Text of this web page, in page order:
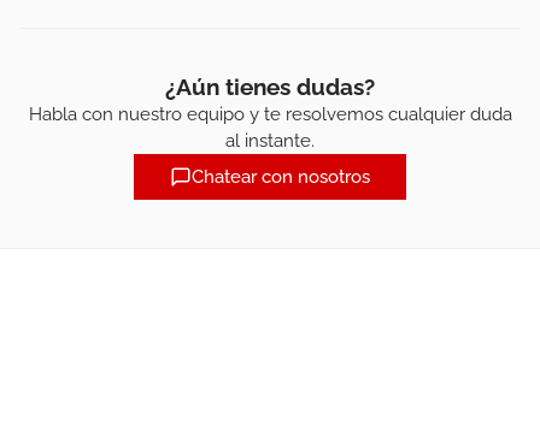
¿Aún tienes dudas?
Habla con nuestro equipo y te resolvemos cualquier duda
al instante.
Chatear con nosotros